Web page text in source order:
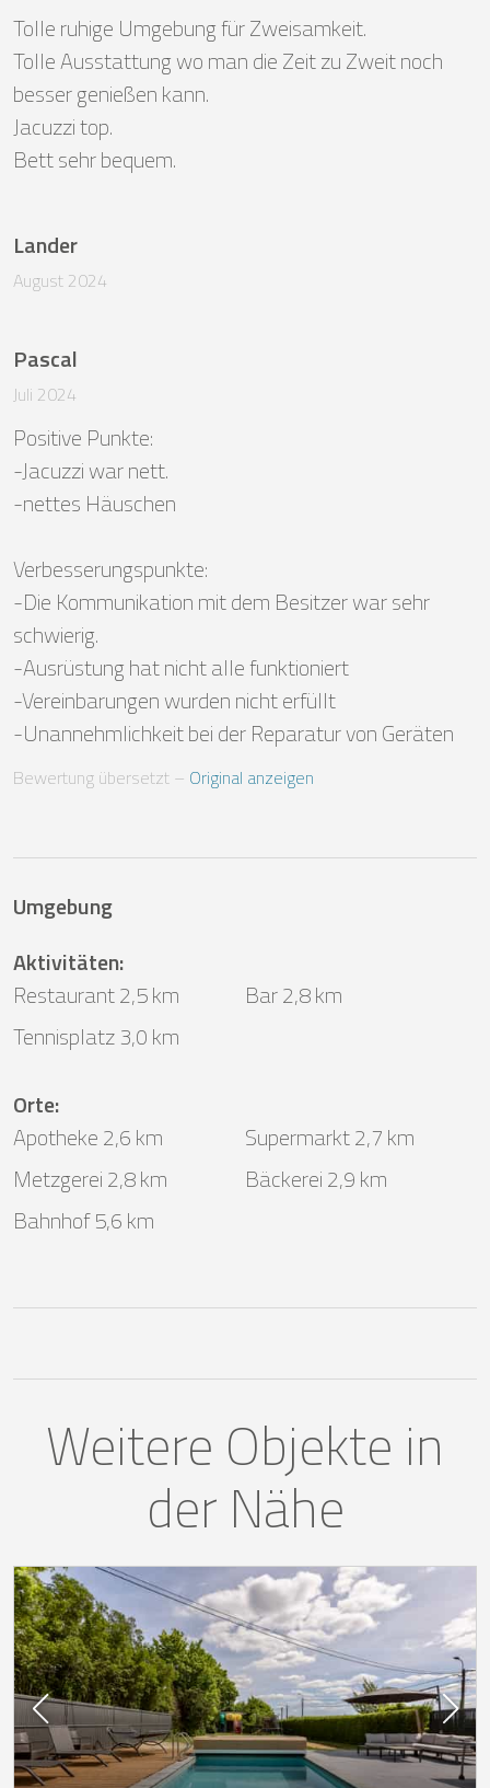
Tolle ruhige Umgebung für Zweisamkeit.
Tolle Ausstattung wo man die Zeit zu Zweit noch
besser genießen kann.
Jacuzzi top.
Bett sehr bequem.
Lander
August 2024
Pascal
Juli 2024
Positive Punkte:
-Jacuzzi war nett.
-nettes Häuschen
Verbesserungspunkte:
-Die Kommunikation mit dem Besitzer war sehr
schwierig.
-Ausrüstung hat nicht alle funktioniert
-Vereinbarungen wurden nicht erfüllt
-Unannehmlichkeit bei der Reparatur von Geräten
Bewertung übersetzt – Original anzeigen
Umgebung
Aktivitäten:
Restaurant 2,5 km
Bar 2,8 km
Tennisplatz 3,0 km
Orte:
Apotheke 2,6 km
Supermarkt 2,7 km
Metzgerei 2,8 km
Bäckerei 2,9 km
Bahnhof 5,6 km
Weitere Objekte in
der Nähe